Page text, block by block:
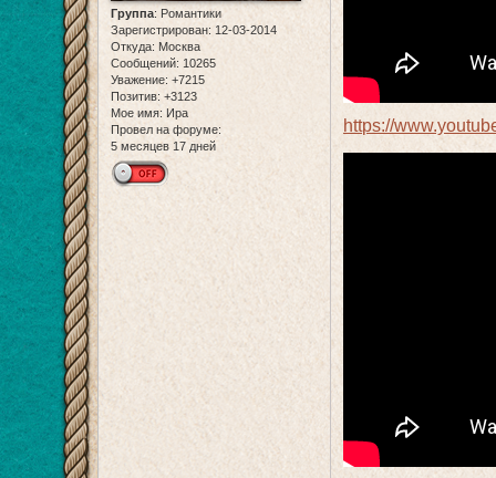
Группа: Романтики
Зарегистрирован: 12-03-2014
Откуда: Москва
Сообщений: 10265
Уважение: +7215
Позитив: +3123
Мое имя: Ира
Провел на форуме:
5 месяцев 17 дней
https://